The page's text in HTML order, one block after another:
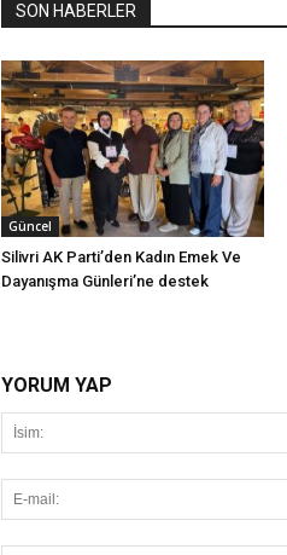
SON HABERLER
Güncel
Silivri AK Parti’den Kadın Emek Ve
Dayanışma Günleri’ne destek
YORUM YAP